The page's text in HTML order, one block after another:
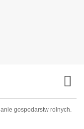
gospodarstw rolnych.